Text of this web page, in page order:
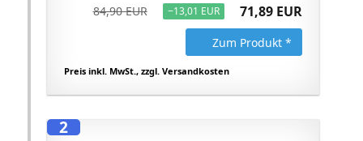
84,90 EUR −13,01 EUR 71,89 EUR
Zum Produkt *
Preis inkl. MwSt., zzgl. Versandkosten
2